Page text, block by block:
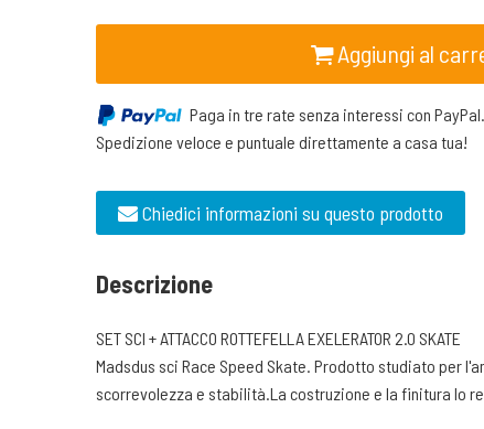
Aggiungi al
Paga in tre rate senza interessi con PayPal.
Spedizione veloce e puntuale direttamente a casa tua!
Chiedici informazioni su questo prodotto
Descrizione
SET SCI + ATTACCO ROTTEFELLA EXELERATOR 2.0 SKATE
Madsdus sci Race Speed Skate. Prodotto studiato per
scorrevolezza e stabilità.La costruzione e la finitura lo